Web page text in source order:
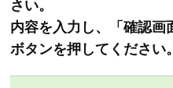
さい。
内容を入力し、「確認画
ボタンを押してください。